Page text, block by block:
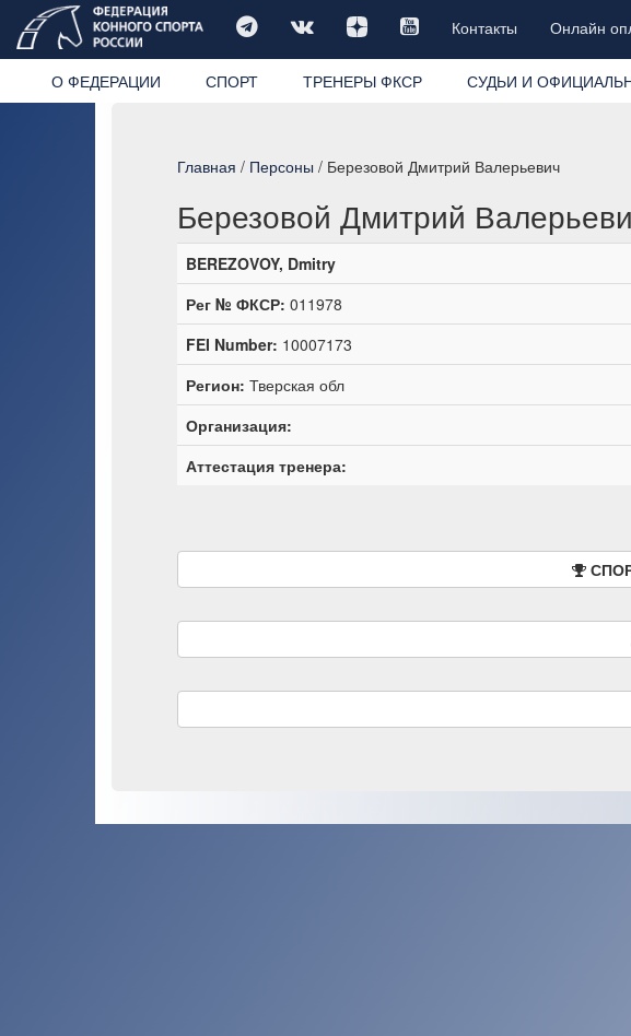
Контакты Онлайн
О ФЕДЕРАЦИИ СПОРТ ТРЕНЕРЫ ФКСР СУДЬИ И
Главная / Персоны / Березовой Дмитрий Валерьевич
Березовой Дмитрий
BEREZOVOY, Dmitry
Рег № ФКСР: 011978
FEI Number: 10007173
Регион: Тверская обл
Организация:
Аттестация тренера: